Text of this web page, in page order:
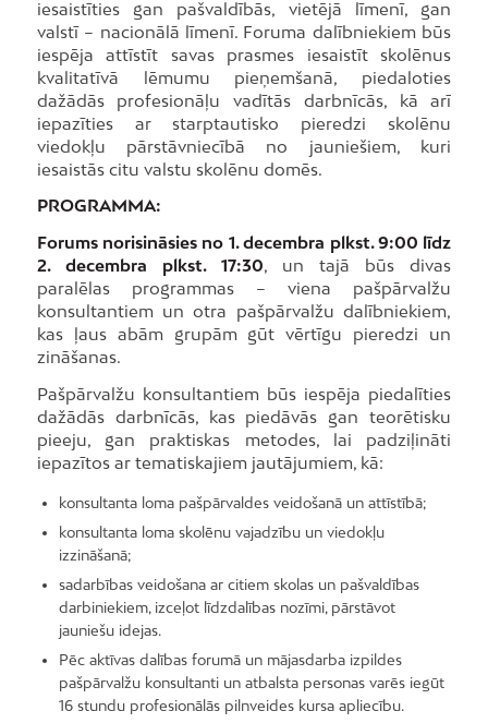
iesaistīties gan pašvaldībās, vietējā līmenī, gan
valstī – nacionālā līmenī. Foruma dalībniekiem būs
iespēja attīstīt savas prasmes iesaistīt skolēnus
kvalitatīvā lēmumu pieņemšanā, piedaloties
dažādās profesionāļu vadītās darbnīcās, kā arī
iepazīties ar starptautisko pieredzi skolēnu
viedokļu pārstāvniecībā no jauniešiem, kuri
iesaistās citu valstu skolēnu domēs.
PROGRAMMA:
Forums norisināsies no 1. decembra plkst. 9:00 līdz
2. decembra plkst. 17:30, un tajā būs divas
paralēlas programmas – viena pašpārvalžu
konsultantiem un otra pašpārvalžu dalībniekiem,
kas ļaus abām grupām gūt vērtīgu pieredzi un
zināšanas.
Pašpārvalžu konsultantiem būs iespēja piedalīties
dažādās darbnīcās, kas piedāvās gan teorētisku
pieeju, gan praktiskas metodes, lai padziļināti
iepazītos ar tematiskajiem jautājumiem, kā:
konsultanta loma pašpārvaldes veidošanā un attīstībā;
konsultanta loma skolēnu vajadzību un viedokļu
izzināšanā;
sadarbības veidošana ar citiem skolas un pašvaldības
darbiniekiem, izceļot līdzdalības nozīmi, pārstāvot
jauniešu idejas.
Pēc aktīvas dalības forumā un mājasdarba izpildes
pašpārvalžu konsultanti un atbalsta personas varēs iegūt
16 stundu profesionālās pilnveides kursa apliecību.